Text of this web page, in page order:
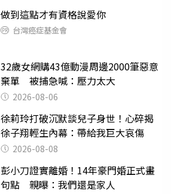
做到這點才有資格說愛你
台灣癌症基金會
32歲女網購43億動漫周邊2000筆惡意
棄單 被捕急喊：壓力太大
2026-08-06
徐莉玲打破沉默談兒子身世！心碎揭
徐子翔輕生內幕：帶給我巨大哀傷
2026-08-08
彭小刀證實離婚！14年豪門婚正式畫
句點 親曝：我們還是家人